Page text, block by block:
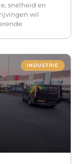
snelheid en
wil
INDUSTRIE